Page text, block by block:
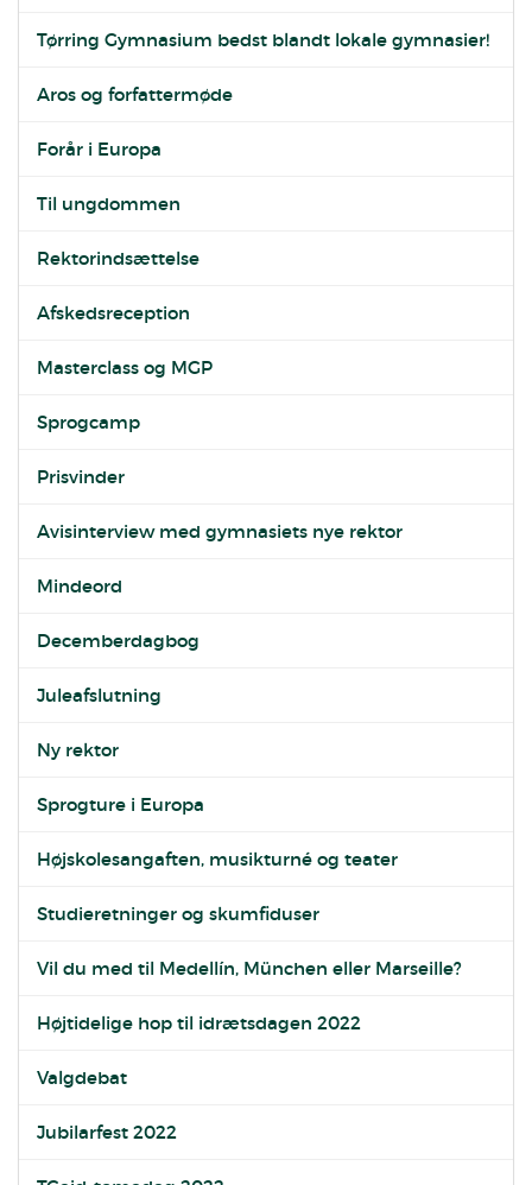
Tørring Gymnasium bedst blandt lokale gymnasier!
Aros og forfattermøde
Forår i Europa
Til ungdommen
Rektorindsættelse
Afskedsreception
Masterclass og MGP
Sprogcamp
Prisvinder
Avisinterview med gymnasiets nye rektor
Mindeord
Decemberdagbog
Juleafslutning
Ny rektor
Sprogture i Europa
Højskolesangaften, musikturné og teater
Studieretninger og skumfiduser
Vil du med til Medellín, München eller Marseille?
Højtidelige hop til idrætsdagen 2022
Valgdebat
Jubilarfest 2022